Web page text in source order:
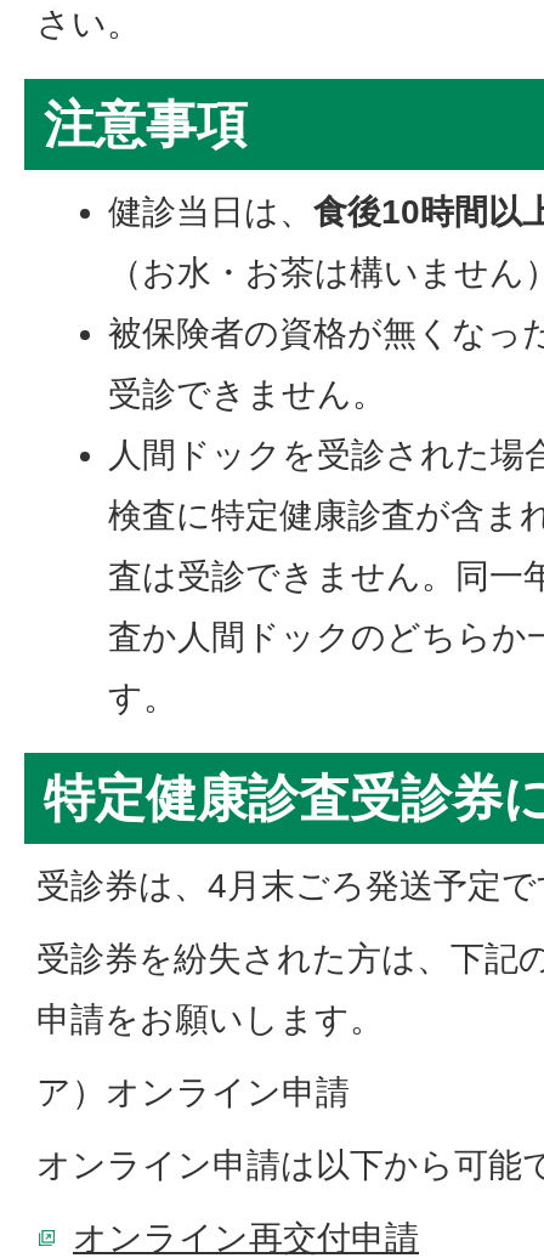
さい。
注意事項
健診当日は、食後10時間以
（お水・お茶は構いません
被保険者の資格が無くなっ
受診できません。
人間ドックを受診された場
検査に特定健康診査が含ま
査は受診できません。同一
査か人間ドックのどちらか
す。
特定健康診査受診券
受診券は、4月末ごろ発送予定
受診券を紛失された方は、下記
申請をお願いします。
ア）オンライン申請
オンライン申請は以下から可能
オンライン再交付申請